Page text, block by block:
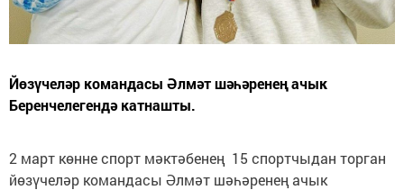
Йөзүчеләр командасы Әлмәт шәһәренең ачык
Беренчелегендә катнашты.
2 март көнне спорт мәктәбенең 15 спортчыдан торган
йөзүчеләр командасы Әлмәт шәһәренең ачык